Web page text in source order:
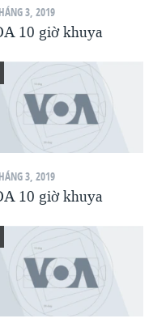
3, 2019
10 giờ khuya
3, 2019
10 giờ khuya